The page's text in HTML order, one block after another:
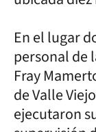
En el lugar
personal de
Fray
de Valle
ejecutaron